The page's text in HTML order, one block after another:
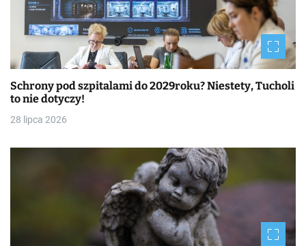
Schrony pod szpitalami do 2029roku? Niestety, Tucholi
to nie dotyczy!
28 lipca 2026